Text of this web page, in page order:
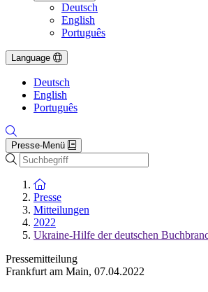
Deutsch
English
Português
Language
Deutsch
English
Português
Presse-Menü
Suche
Zur Startseite
Presse
Mitteilungen
2022
Ukraine-Hilfe der deutschen
Pressemitteilung
Frankfurt am Main, 07.04.2022